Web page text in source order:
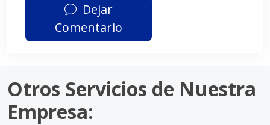
Dejar
Comentario
Otros Servicios de Nuestra
Empresa: